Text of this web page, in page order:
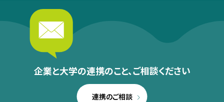
企業と大学の連携のこと、ご相談ください
連携のご相談